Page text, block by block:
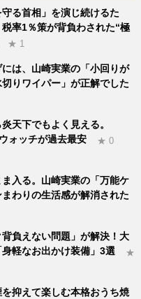
る首相」を演じ続けるた
率1％策が背負わされた“極
★ 1
は、山崎実業の「小回りが
りワイパー」が正解でした
天下でもよく見える。
ォッチが過去最安
★ 0
入る。山崎実業の「万能ケ
わりの生活感が解消された
背負えない問題」が解決！大
軽なお出かけ装備」3選
★
抑えて楽しむ本格おうち焼